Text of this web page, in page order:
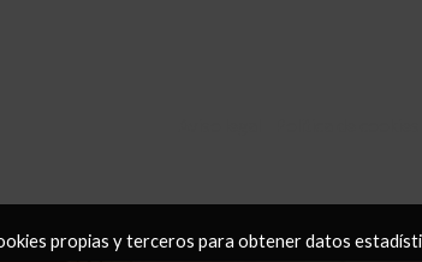
propias y terceros para obtener datos